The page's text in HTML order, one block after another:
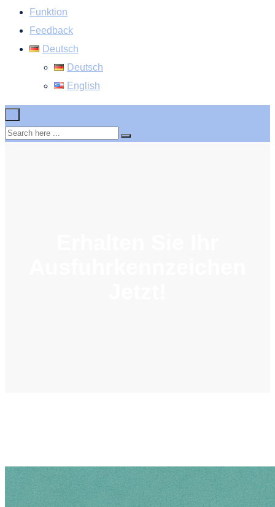
Funktion
Feedback
Deutsch
Deutsch
English